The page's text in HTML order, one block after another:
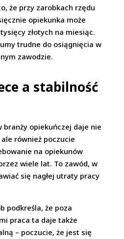
że przy zarobkach rzędu
opiekunka może
złotych na miesiąc.
trudne do osiągnięcia w
zawodzie.
a stabilność
branży opiekuńczej daje nie
również poczucie
na opiekunów
wiele lat. To zawód, w
się nagłej utraty pracy
podkreśla, że poza
praca ta daje także
– poczucie, że jest się